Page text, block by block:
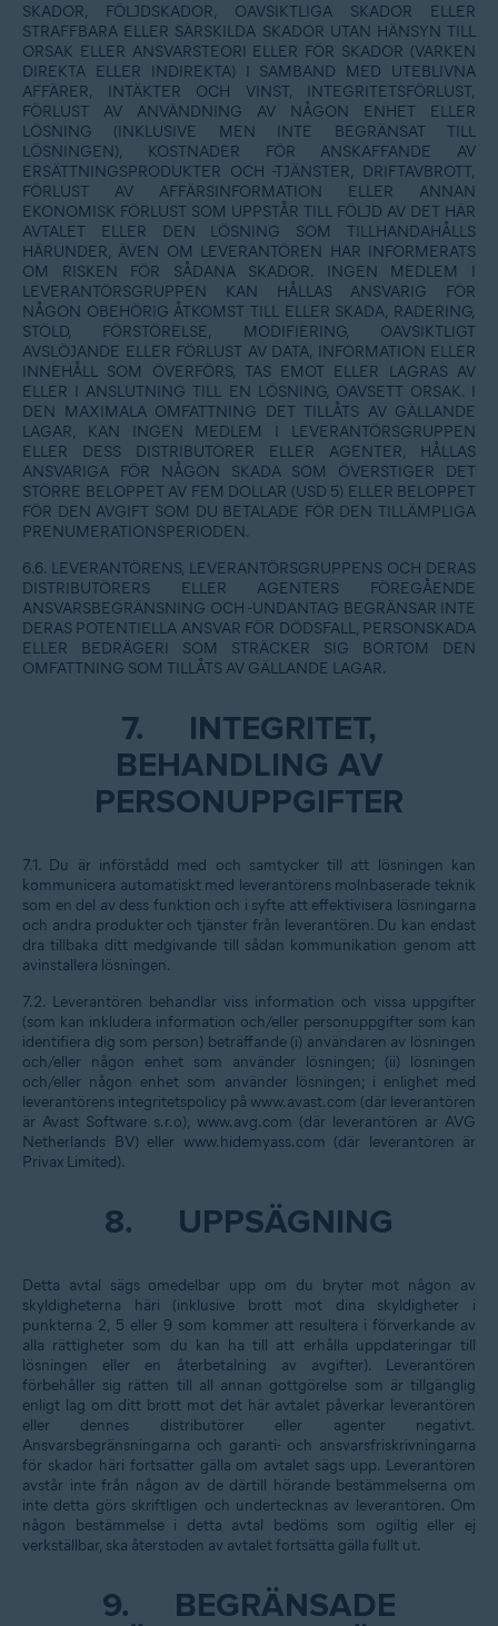
SKADOR, FÖLJDSKADOR, OAVSIKTLIGA SKADOR ELLER
STRAFFBARA ELLER SÄRSKILDA SKADOR UTAN HÄNSYN TILL
ORSAK ELLER ANSVARSTEORI ELLER FÖR SKADOR (VARKEN
DIREKTA ELLER INDIREKTA) I SAMBAND MED UTEBLIVNA
AFFÄRER, INTÄKTER OCH VINST, INTEGRITETSFÖRLUST,
FÖRLUST AV ANVÄNDNING AV NÅGON ENHET ELLER
LÖSNING (INKLUSIVE MEN INTE BEGRÄNSAT TILL
LÖSNINGEN), KOSTNADER FÖR ANSKAFFANDE AV
ERSÄTTNINGSPRODUKTER OCH -TJÄNSTER, DRIFTAVBROTT,
FÖRLUST AV AFFÄRSINFORMATION ELLER ANNAN
EKONOMISK FÖRLUST SOM UPPSTÅR TILL FÖLJD AV DET HÄR
AVTALET ELLER DEN LÖSNING SOM TILLHANDAHÅLLS
HÄRUNDER, ÄVEN OM LEVERANTÖREN HAR INFORMERATS
OM RISKEN FÖR SÅDANA SKADOR. INGEN MEDLEM I
LEVERANTÖRSGRUPPEN KAN HÅLLAS ANSVARIG FÖR
NÅGON OBEHÖRIG ÅTKOMST TILL ELLER SKADA, RADERING,
STÖLD, FÖRSTÖRELSE, MODIFIERING, OAVSIKTLIGT
AVSLÖJANDE ELLER FÖRLUST AV DATA, INFORMATION ELLER
INNEHÅLL SOM ÖVERFÖRS, TAS EMOT ELLER LAGRAS AV
ELLER I ANSLUTNING TILL EN LÖSNING, OAVSETT ORSAK. I
DEN MAXIMALA OMFATTNING DET TILLÅTS AV GÄLLANDE
LAGAR, KAN INGEN MEDLEM I LEVERANTÖRSGRUPPEN
ELLER DESS DISTRIBUTÖRER ELLER AGENTER, HÅLLAS
ANSVARIGA FÖR NÅGON SKADA SOM ÖVERSTIGER DET
STÖRRE BELOPPET AV FEM DOLLAR (USD 5) ELLER BELOPPET
FÖR DEN AVGIFT SOM DU BETALADE FÖR DEN TILLÄMPLIGA
PRENUMERATIONSPERIODEN.
6.6. LEVERANTÖRENS, LEVERANTÖRSGRUPPENS OCH DERAS
DISTRIBUTÖRERS ELLER AGENTERS FÖREGÅENDE
ANSVARSBEGRÄNSNING OCH -UNDANTAG BEGRÄNSAR INTE
DERAS POTENTIELLA ANSVAR FÖR DÖDSFALL, PERSONSKADA
ELLER BEDRÄGERI SOM STRÄCKER SIG BORTOM DEN
OMFATTNING SOM TILLÅTS AV GÄLLANDE LAGAR.
7.
INTEGRITET,
BEHANDLING AV
PERSONUPPGIFTER
7.1. Du är införstådd med och samtycker till att lösningen kan
kommunicera automatiskt med leverantörens molnbaserade teknik
som en del av dess funktion och i syfte att effektivisera lösningarna
och andra produkter och tjänster från leverantören. Du kan endast
dra tillbaka ditt medgivande till sådan kommunikation genom att
avinstallera lösningen.
7.2. Leverantören behandlar viss information och vissa uppgifter
(som kan inkludera information och/eller personuppgifter som kan
identifiera dig som person) beträffande (i) användaren av lösningen
och/eller någon enhet som använder lösningen; (ii) lösningen
och/eller någon enhet som använder lösningen; i enlighet med
leverantörens integritetspolicy på www.avast.com (där leverantören
är Avast Software s.r.o), www.avg.com (där leverantören är AVG
Netherlands BV) eller www.hidemyass.com (där leverantören är
Privax Limited).
8. UPPSÄGNING
Detta avtal sägs omedelbar upp om du bryter mot någon av
skyldigheterna häri (inklusive brott mot dina skyldigheter i
punkterna 2, 5 eller 9 som kommer att resultera i förverkande av
alla rättigheter som du kan ha till att erhålla uppdateringar till
lösningen eller en återbetalning av avgifter). Leverantören
förbehåller sig rätten till all annan gottgörelse som är tillgänglig
enligt lag om ditt brott mot det här avtalet påverkar leverantören
eller dennes distributörer eller agenter negativt.
Ansvarsbegränsningarna och garanti- och ansvarsfriskrivningarna
för skador häri fortsätter gälla om avtalet sägs upp. Leverantören
avstår inte från någon av de därtill hörande bestämmelserna om
inte detta görs skriftligen och undertecknas av leverantören. Om
någon bestämmelse i detta avtal bedöms som ogiltig eller ej
verkställbar, ska återstoden av avtalet fortsätta gälla fullt ut.
9.
BEGRÄNSADE